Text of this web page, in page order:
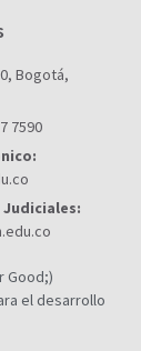
Bogotá,
7590
Good;)
el desarrollo